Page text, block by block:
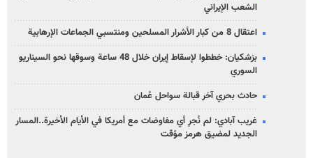
الشعب الإيراني
اعتقال 8 من كبار الأشرار المسلحين ومنتسبي الجماعات الإرهابية
بزشكيان: خططوا لإسقاط إيران خلال 48 ساعة وسوقها نحو السيناريو
السوري
حادث بحري آخر قبالة سواحل عُمان
غريب آبادي: لم نُجرِ أي مفاوضات مع أمريكا في الأيام الأخيرة..المسار
الجديد لمضيق هرمز مؤقت